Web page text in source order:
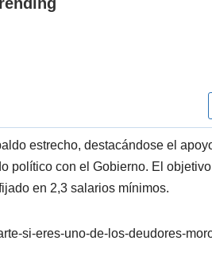
estrecho, destacándose el
político con el Gobierno. El
en 2,3 salarios mínimos.
si-eres-uno-de-los-deudores-